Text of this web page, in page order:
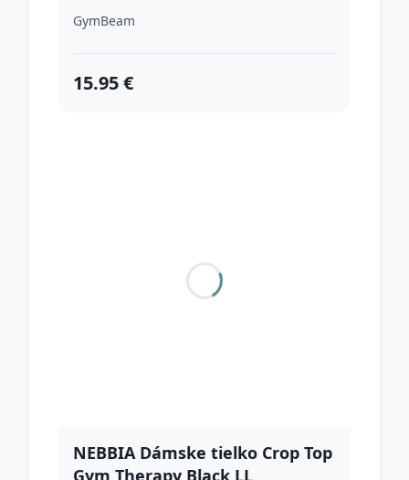
GymBeam
15.95 €
NEBBIA Dámske tielko Crop Top
Gym Therapy Black LL